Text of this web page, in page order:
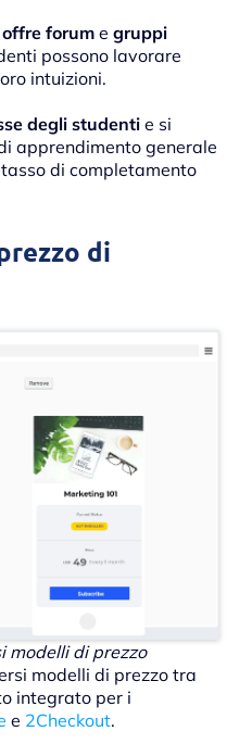
offre forum e gruppi
possono lavorare
intuizioni.
degli studenti e si
apprendimento generale
di completamento
di
modelli di prezzo
modelli di prezzo tra
integrato per i
e 2Checkout.